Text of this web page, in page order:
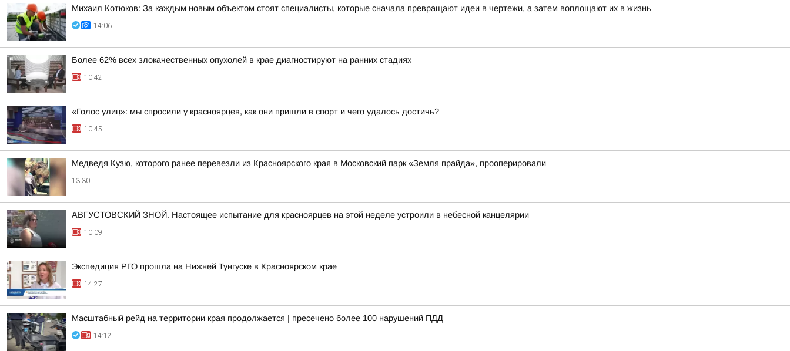
Михаил Котюков: За каждым новым объектом стоят специалисты, которые сначала превращают идеи в чертежи, а затем воплощают их в жизнь
14:06
Более 62% всех злокачественных опухолей в крае диагностируют на ранних стадиях
10:42
«Голос улиц»: мы спросили у красноярцев, как они пришли в спорт и чего удалось достичь?
10:45
Медведя Кузю, которого ранее перевезли из Красноярского края в Московский парк «Земля прайда», прооперировали
13:30
АВГУСТОВСКИЙ ЗНОЙ. Настоящее испытание для красноярцев на этой неделе устроили в небесной канцелярии
10:09
Экспедиция РГО прошла на Нижней Тунгуске в Красноярском крае
14:27
Масштабный рейд на территории края продолжается | пресечено более 100 нарушений ПДД
14:12